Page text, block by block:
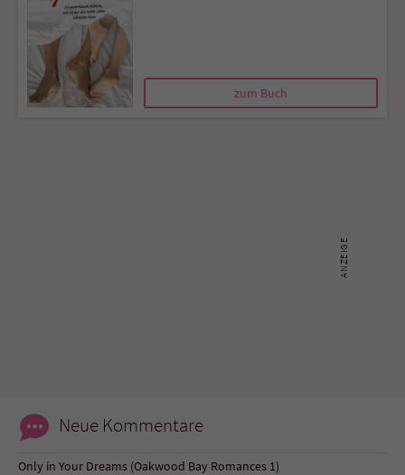
zum Buch
Neue Kommentare
Only in Your Dreams (Oakwood Bay Romances 1)
Name tx_pwcomments_ahash
Anbieter Literatur-Couch Medien GmbH & Co. KG
überprüfen.